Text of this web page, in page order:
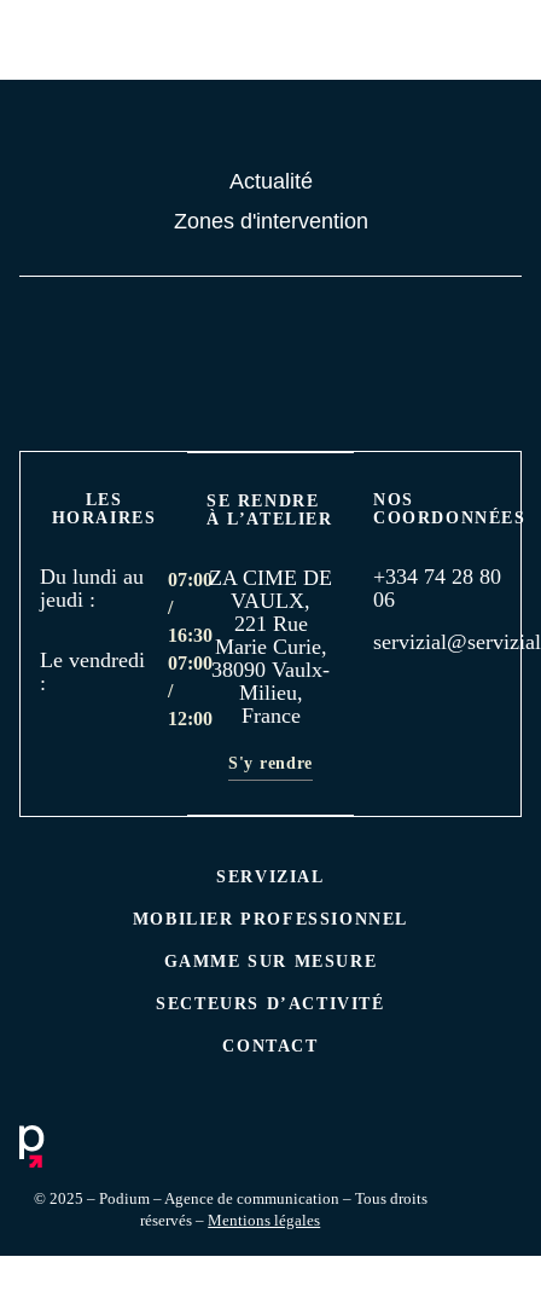
Actualité
Zones d'intervention
LES
HORAIRES
Du lundi au
jeudi :
07:00
/
16:30
Le vendredi
:
07:00
/
12:00
SE RENDRE
À L’ATELIER
ZA CIME DE
VAULX,
221 Rue
Marie Curie,
38090 Vaulx-
Milieu,
France
S'y rendre
NOS
COORDONNÉES
+334 74 28 80
06
SERVIZIAL
MOBILIER PROFESSIONNEL
GAMME SUR MESURE
SECTEURS D’ACTIVITÉ
CONTACT
© 2025 – Podium – Agence de communication – Tous droits
réservés –Mentions légales